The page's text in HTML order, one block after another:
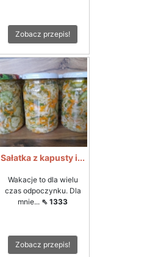
Zobacz przepis!
Sałatka z kapusty i...
Wakacje to dla wielu
czas odpoczynku. Dla
mnie... ⇖ 1333
Zobacz przepis!